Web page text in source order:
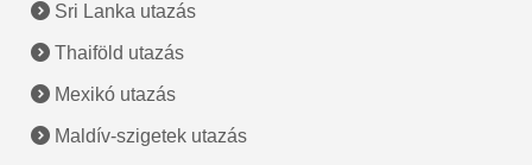
Sri Lanka utazás
Thaiföld utazás
Mexikó utazás
Maldív-szigetek utazás